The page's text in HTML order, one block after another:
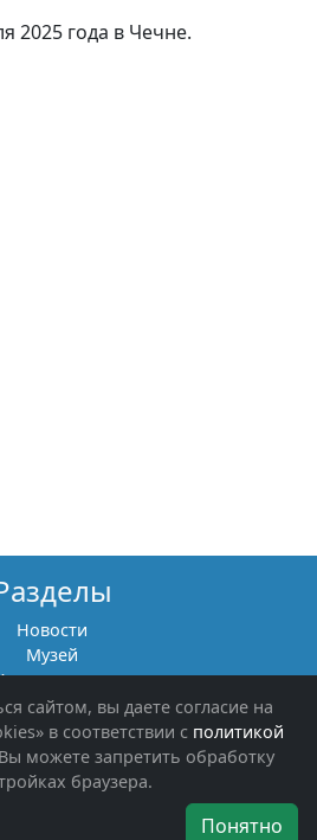
2025 года в Чечне.
Новости
Музей
памяти
граждан
СВО и их семьям
сайтом, вы даете согласие на
в соответствии с политикой
можете запретить обработку
браузера.
Понятно